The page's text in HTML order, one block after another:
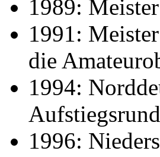
1989:
1991:
die
1994:
1996: